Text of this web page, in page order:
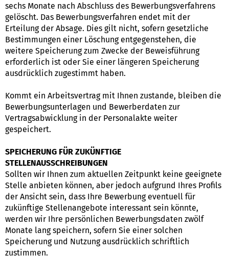
sechs Monate nach Abschluss des Bewerbungsverfahrens
gelöscht. Das Bewerbungsverfahren endet mit der
Erteilung der Absage. Dies gilt nicht, sofern gesetzliche
Bestimmungen einer Löschung entgegenstehen, die
weitere Speicherung zum Zwecke der Beweisführung
erforderlich ist oder Sie einer längeren Speicherung
ausdrücklich zugestimmt haben.
Kommt ein Arbeitsvertrag mit Ihnen zustande, bleiben die
Bewerbungsunterlagen und Bewerberdaten zur
Vertragsabwicklung in der Personalakte weiter
gespeichert.
SPEICHERUNG FÜR ZUKÜNFTIGE
STELLENAUSSCHREIBUNGEN
Sollten wir Ihnen zum aktuellen Zeitpunkt keine geeignete
Stelle anbieten können, aber jedoch aufgrund Ihres Profils
der Ansicht sein, dass Ihre Bewerbung eventuell für
zukünftige Stellenangebote interessant sein könnte,
werden wir Ihre persönlichen Bewerbungsdaten zwölf
Monate lang speichern, sofern Sie einer solchen
Speicherung und Nutzung ausdrücklich schriftlich
zustimmen.